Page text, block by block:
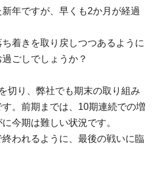
年ですが、早くも2か月が経過
着きを取り戻しつつあるように
ごしでしょうか？
切り、弊社でも期末の取り組み
。前期までは、10期連続での増
今期は難しい状況です。
われるように、最後の戦いに臨